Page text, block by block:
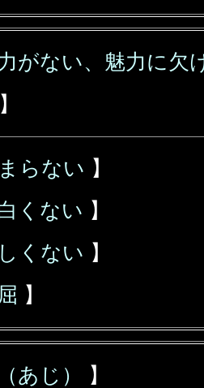
がない、魅力に欠
】
らない 】
くない 】
くない 】
】
あじ）
】